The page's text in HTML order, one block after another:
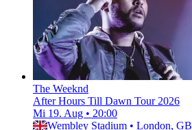
The Weeknd
After Hours Till Dawn Tour 2026
Mi 19. Aug • 20:00
Wembley Stadium • London, GB